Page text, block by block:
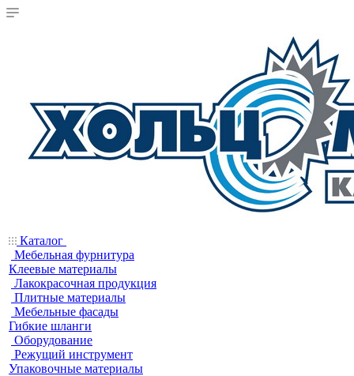
Каталог
Мебельная фурнитура
Клеевые материалы
Лакокрасочная продукция
Плитные материалы
Мебельные фасады
Гибкие шланги
Оборудование
Режущий инструмент
Упаковочные материалы